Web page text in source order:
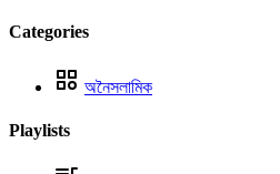
Categories
অনৈসলামিক
Playlists